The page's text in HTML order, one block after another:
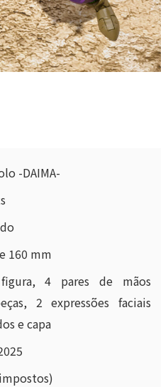
-DAIMA-
160 mm
4 pares de mãos
2 expressões faciais
e capa